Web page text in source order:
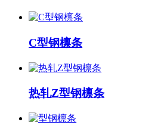
C型钢檩条
热轧Z型钢檩条